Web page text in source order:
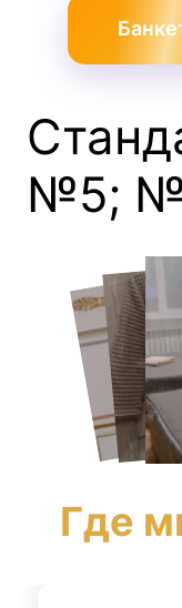
№5;
Где